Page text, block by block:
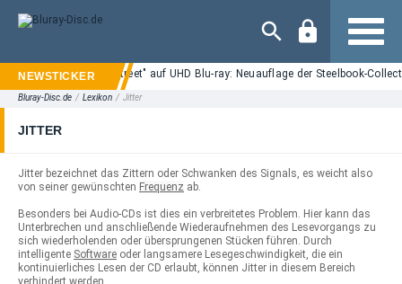
Navigation
"Nightmare on Elm Street" auf UHD Blu-ray: Neuauflage der Steelbook-
Bluray-Disc.de / Lexikon / Jitter
JITTER
Jitter bezeichnet das Zittern oder Schwanken des Signals, es weicht also
von seiner gewünschten Frequenz ab.
Besonders bei Audio-CDs ist dies ein verbreitetes Problem. Hier kann das
Unterbrechen und anschließende Wiederaufnehmen des Lesevorgangs zu
sich wiederholenden oder übersprungenen Stücken führen. Durch
intelligente Software oder langsamere Lesegeschwindigkeit, die ein
kontinuierliches Lesen der CD erlaubt, können Jitter in diesem Bereich
verhindert werden.